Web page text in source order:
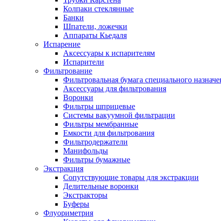
Колпаки стеклянные
Банки
Шпатели, ложечки
Аппараты Кьедаля
Испарение
Аксессуары к испарителям
Испарители
Фильтрование
Фильтровальная бумага специального
Аксессуары для фильтрования
Воронки
Фильтры шприцевые
Системы вакуумной фильтрации
Фильтры мембранные
Емкости для фильтрования
Фильтродержатели
Манифольды
Фильтры бумажные
Экстракция
Сопутствующие товары для экстракции
Делительные воронки
Экстракторы
Буферы
Флуориметрия